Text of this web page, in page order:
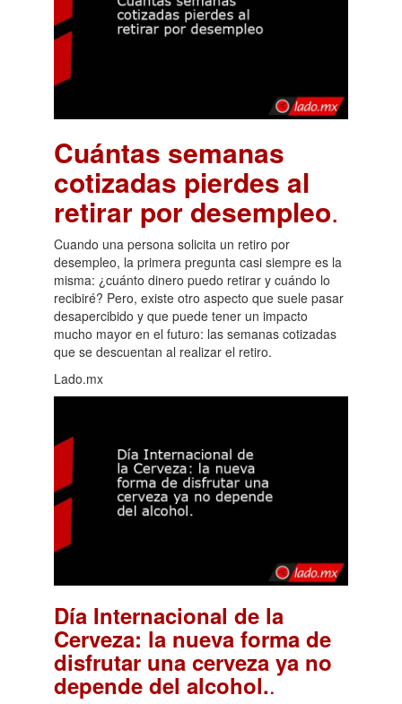
Cuántas semanas
cotizadas pierdes al
retirar por desempleo.
Cuando una persona solicita un retiro por
desempleo, la primera pregunta casi siempre es la
misma: ¿cuánto dinero puedo retirar y cuándo lo
recibiré? Pero, existe otro aspecto que suele pasar
desapercibido y que puede tener un impacto
mucho mayor en el futuro: las semanas cotizadas
que se descuentan al realizar el retiro.
Lado.mx
Día Internacional de la
Cerveza: la nueva forma de
disfrutar una cerveza ya no
depende del alcohol..